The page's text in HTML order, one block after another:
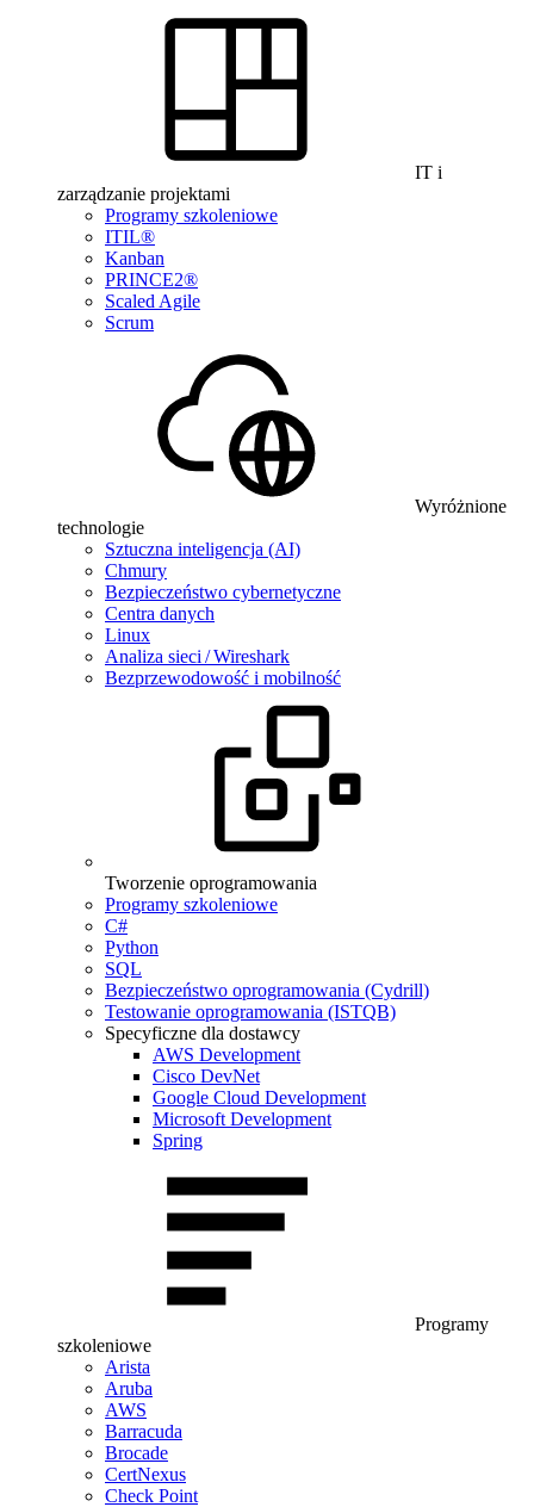
IT i
zarządzanie projektami
Programy szkoleniowe
ITIL®
Kanban
PRINCE2®
Scaled Agile
Scrum
Wyróżnione
technologie
Sztuczna inteligencja (AI)
Chmury
Bezpieczeństwo cybernetyczne
Centra danych
Linux
Analiza sieci / Wireshark
Bezprzewodowość i mobilność
Tworzenie oprogramowania
Programy szkoleniowe
C#
Python
SQL
Bezpieczeństwo oprogramowania (Cydrill)
Testowanie oprogramowania (ISTQB)
Specyficzne dla dostawcy
AWS Development
Cisco DevNet
Google Cloud Development
Microsoft Development
Spring
Programy
szkoleniowe
Arista
Aruba
AWS
Barracuda
Brocade
CertNexus
Check Point